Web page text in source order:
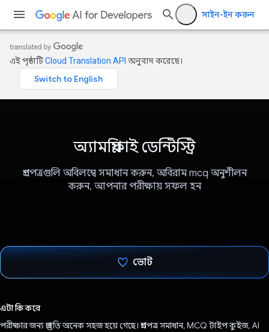
সাইন-ইন করুন
এই পৃষ্ঠাটিCloud Translation API অনুবাদ করেছে।
অ্যামপ্লিফাই ডেন্টিস্ট্রি
প্রশ্নপত্রগুলি অবিলম্বে সমাধান করুন, অবিরাম mcq অনুশীলন
করুন, আপনার পরীক্ষায় সফল হন
ভোট
এটা কি করে
পরীক্ষার জন্য প্রস্তুতি অনেক সহজ হয়ে গেছে। প্রশ্নপত্র সমাধান, MCQ টাইপ কুইজ, AI